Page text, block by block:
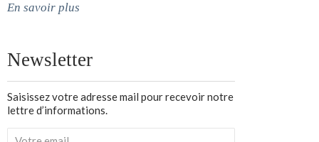
En savoir plus
Newsletter
Saisissez votre adresse mail pour recevoir notre
lettre d’informations.